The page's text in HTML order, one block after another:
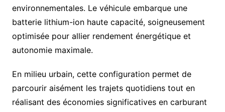
environnementales. Le véhicule embarque une
batterie lithium-ion haute capacité, soigneusement
optimisée pour allier rendement énergétique et
autonomie maximale.
En milieu urbain, cette configuration permet de
parcourir aisément les trajets quotidiens tout en
réalisant des économies significatives en carburant